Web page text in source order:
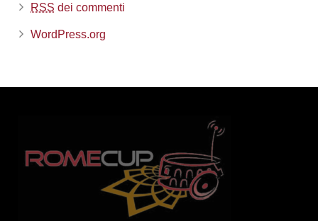
RSS dei commenti
WordPress.org